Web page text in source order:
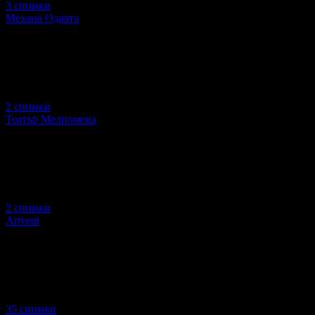
3 снимки
Механа Одаята
2 снимки
Театър Мелпомена
2 снимки
Artvent
35 снимки